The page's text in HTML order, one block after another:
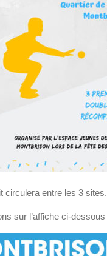
circulera entre les 3 sites.
sur l’affiche ci-dessous